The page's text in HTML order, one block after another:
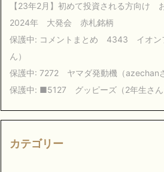
【23年2月】初めて投資される方向け
2024年 大発会 赤札銘柄
保護中: コメントまとめ 4343 イオン
ん）
保護中: 7272 ヤマダ発動機（azechan
保護中: ■5127 グッピーズ（2年生さん
カテゴリー